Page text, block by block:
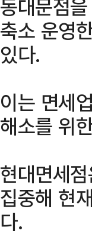
동대문점
축소 운영
있다.
이는 면세
해소를 위
현대면세
집중해 현
다.